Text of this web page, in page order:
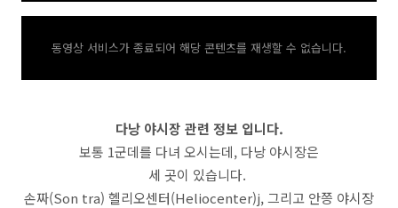
동영상 서비스가 종료되어 해당 콘텐츠를 재생할 수 없습니다.
다낭 야시장 관련 정보 입니다.
보통 1군데를 다녀 오시는데, 다낭 야시장은
세 곳이 있습니다.
손짜(Son tra) 헬리오센터(Heliocenter)j, 그리고 안쯩 야시장